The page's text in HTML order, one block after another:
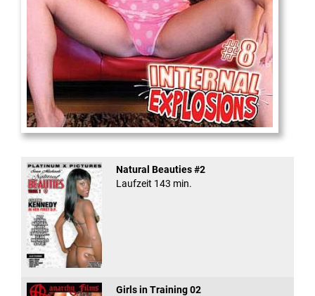
Internal Explosionen
Natural Beauties #2
Laufzeit 143 min.
Girls in Training 02